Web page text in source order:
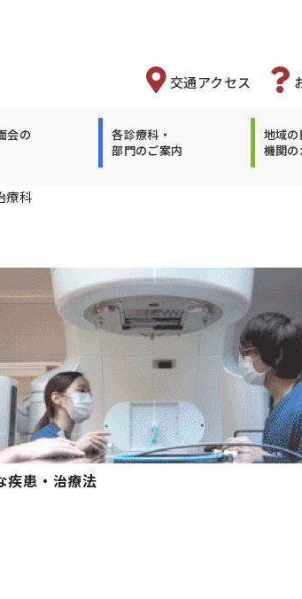
交通アクセス
会の
各診療科・
部門のご案内
地域
機関
療科
疾患・治療法